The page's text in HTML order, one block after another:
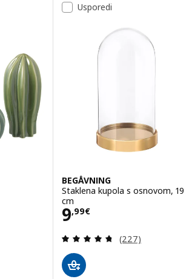
4.8 od 5 zvjezdica. Ukupno recenzija:
Usporedi
BEGÅVNING
Staklena kupola s osnovom, 19
cm
9,99€
Cijena 9,99€
Revizija: 4.7
(227)